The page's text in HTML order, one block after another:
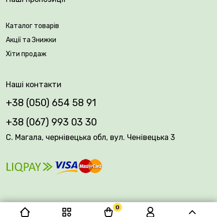
0
Вік саджанця: 2 роки
Упакування: закрита коренева система
Каталог товарів
Акції та Знижки
Хіти продаж
Наші контакти
+38 (050) 654 58 91
+38 (067) 993 03 30
С. Магала, чернівецька обл, вул. Ченівецька 3